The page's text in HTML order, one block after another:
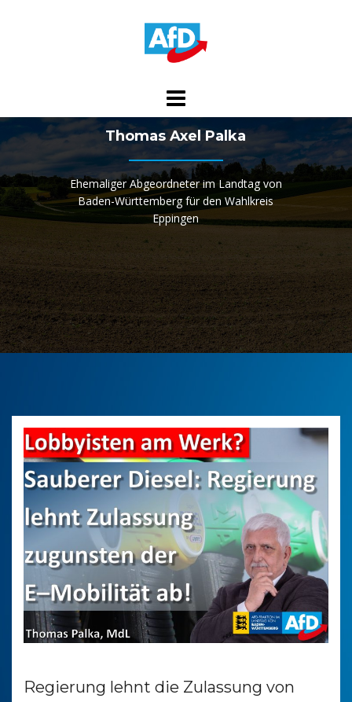
Thomas Axel Palka
Ehemaliger Abgeordneter im Landtag von
Baden-Württemberg für den Wahlkreis
Eppingen
Regierung lehnt die Zulassung von